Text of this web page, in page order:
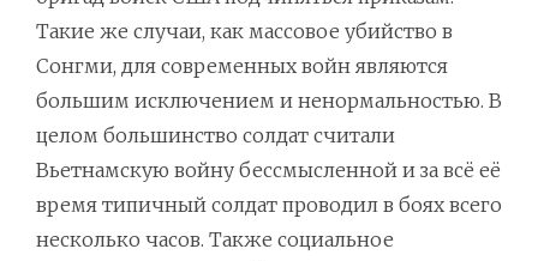
Такие же случаи, как массовое убийство в
Сонгми, для современных войн являются
большим исключением и ненормальностью. В
целом большинство солдат считали
Вьетнамскую войну бессмысленной и за всё её
время типичный солдат проводил в боях всего
несколько часов. Также социальное